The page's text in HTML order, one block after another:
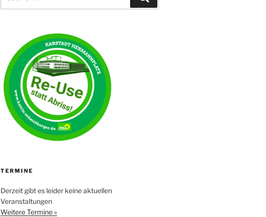
TERMINE
Derzeit gibt es leider keine aktuellen
Veranstaltungen
Weitere Termine »